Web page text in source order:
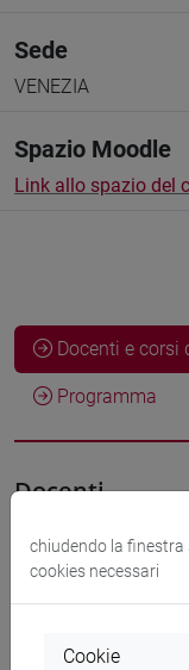
Sede
VENEZIA
Spazio Moodle
Link allo spazio del
Docenti e corsi
Programma
Docenti
ANTONETTI
Materiali
chiudendo la
cookies necessari
Cookie